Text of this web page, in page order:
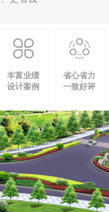
丰富业绩
设计案例
省心省力
一致好评